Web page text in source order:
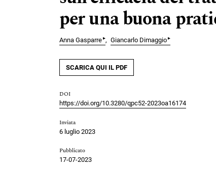
per una buona
Anna Gasparre▸ Giancarlo Dimaggio▸
SCARICA QUI IL PDF
DOI
https://doi.org/10.3280/qpc52-2023oa16174
Inviata
6 luglio 2023
Pubblicato
17-07-2023